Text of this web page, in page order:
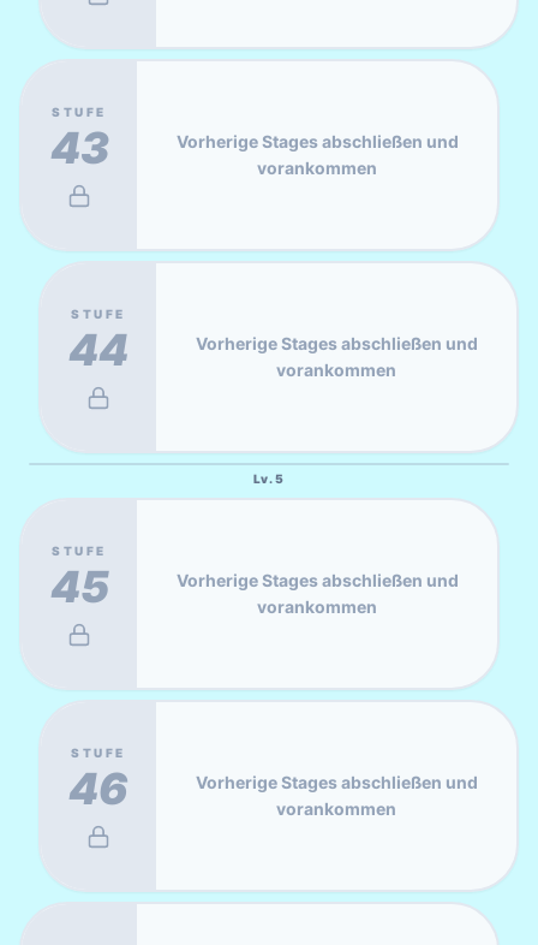
STUFE
43
Vorherige Stages abschließen und
vorankommen
STUFE
44
Vorherige Stages abschließen und
vorankommen
Lv.5
STUFE
45
Vorherige Stages abschließen und
vorankommen
STUFE
46
Vorherige Stages abschließen und
vorankommen